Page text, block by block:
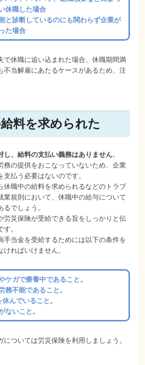
休職した場合
と診断しているのにも関わらず企業が
た場合
で休職に追い込まれた場合、休職期間満
不当解雇にあたるケースがあるため、注
料を求められた
し、給料の支払い義務はありません。
務の提供をおこなっていないため、企業
払う必要はないのです。
休職中の給料を求められるなどのトラブ
業規則において、休職中の給与について
でしょう。
労災保険が受給できる旨をしっかりと伝
。
手当金を受給するためには以下の条件を
ればいけません。
ケガで療養中であること。
務不能であること。
んでいること。
ないこと。
ついては労災保険を利用しましょう。